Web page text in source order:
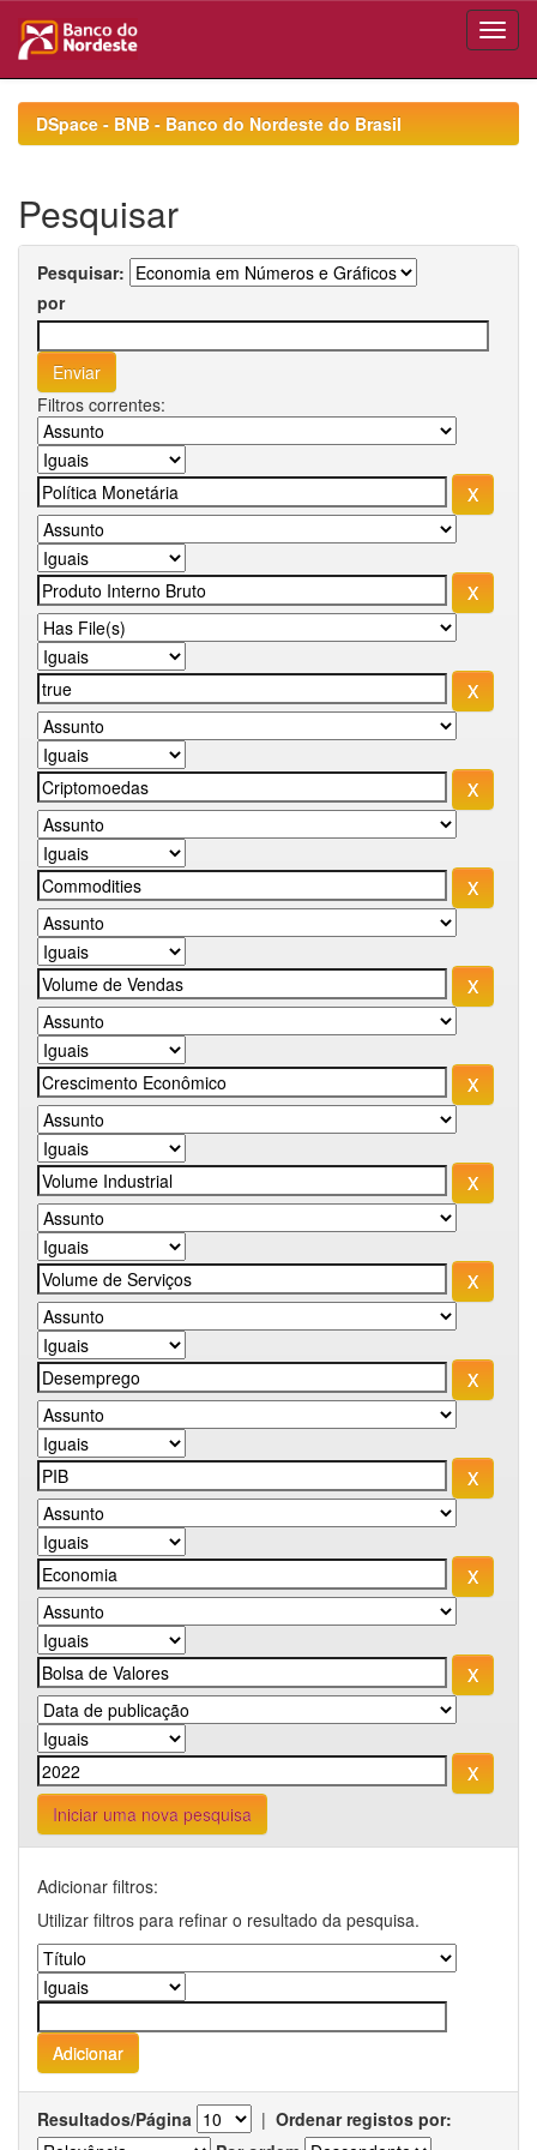
navigationDSpace - BNB - Banco do Nordeste do Brasil
Pesquisar
Pesquisar:
por
Filtros correntes:
Iniciar uma nova pesquisa
Adicionar filtros:
Utilizar filtros para refinar o resultado da pesquisa.
Resultados/Página | Ordenar registos por: